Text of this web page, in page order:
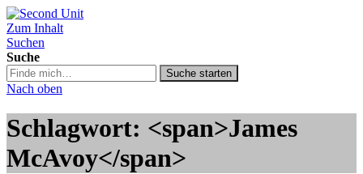
Second Unit
Zum Inhalt
Suchen
Suche
Suche
in
podcast.de/
Suche starten
Nach oben
Schlagwort: <span>James
McAvoy</span>